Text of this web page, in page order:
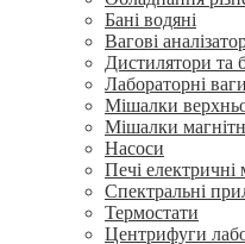
Бані водяні
Вагові
Дистилятори та
Лабораторні ваги
Мішалки
Мішалки
Насоси
Печі електричні
Спектральні
Термостати
Центрифуги